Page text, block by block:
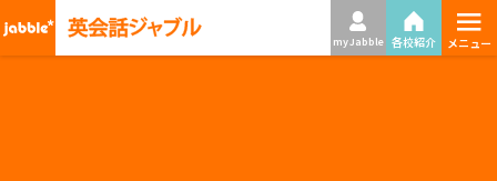
my Jabble 各校紹介 ≡
メニュー